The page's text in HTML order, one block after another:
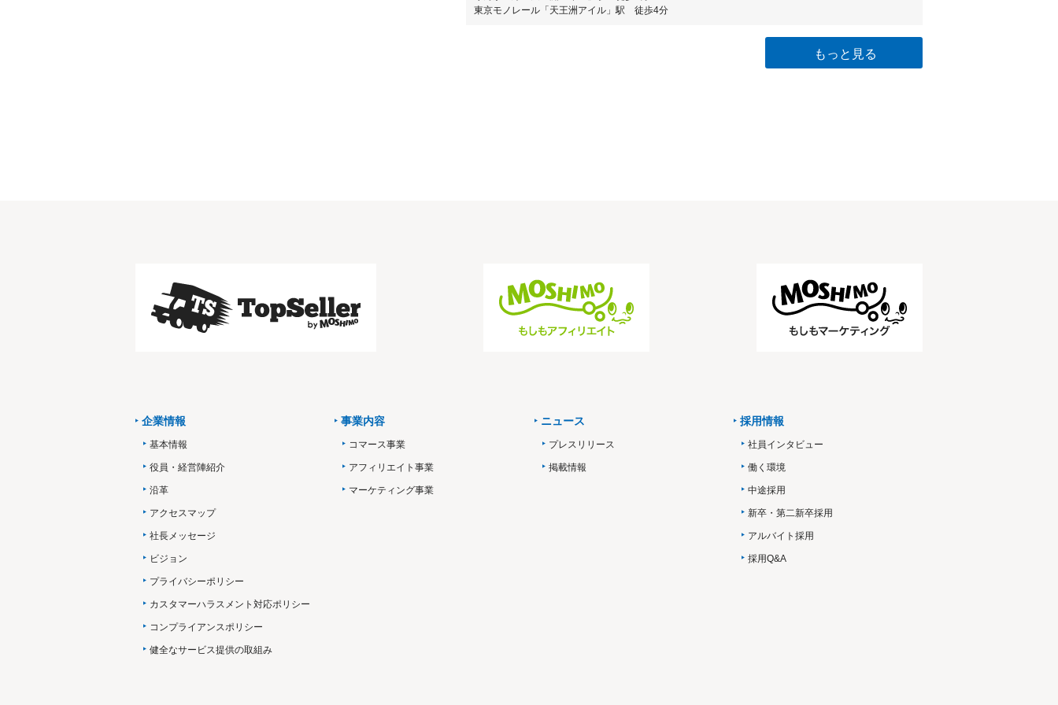
東京モノレール「天王洲アイル」駅 徒歩4分
もっと見る
企業情報
基本情報
役員・経営陣紹介
沿革
アクセスマップ
社長メッセージ
ビジョン
プライバシーポリシー
カスタマーハラスメント対応ポリシー
コンプライアンスポリシー
健全なサービス提供の取組み
事業内容
コマース事業
アフィリエイト事業
マーケティング事業
ニュース
プレスリリース
掲載情報
採用情報
社員インタビュー
働く環境
中途採用
新卒・第二新卒採用
アルバイト採用
採用Q&A